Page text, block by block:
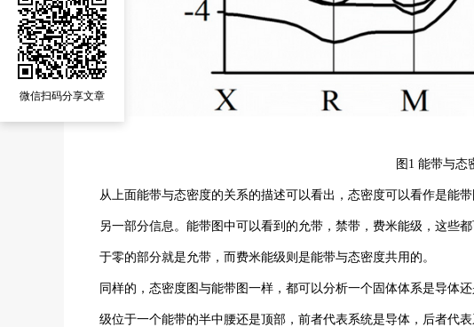
图1 能带与态
从上面能带与态密度的关系的描述可以看出，态密度可以看作是能
另一部分信息。能带图中可以看到的允带，禁带，费米能级，这些
于零的部分就是允带，而费米能级则是能带与态密度共用的。
同样的，态密度图与能带图一样，都可以分析一个固体体系是导体
级位于一个能带的半中腰还是顶部，前者代表系统是导体，后者代表
微信扫码分享文章